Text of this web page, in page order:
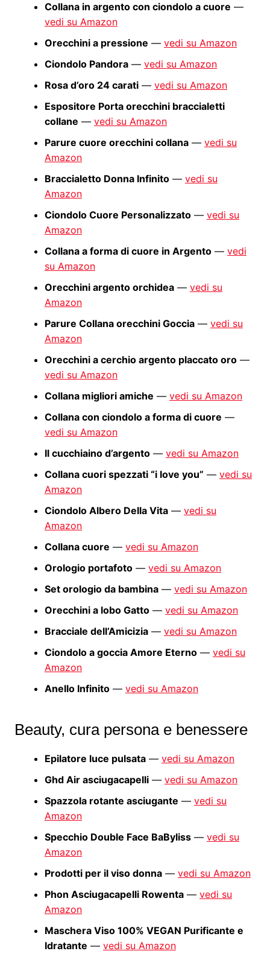
Collana in argento con ciondolo a cuore —
vedi su Amazon
Orecchini a pressione — vedi su Amazon
Ciondolo Pandora— vedi su Amazon
Rosa d’oro 24 carati— vedi su Amazon
Espositore Porta orecchini braccialetti
collane — vedi su Amazon
Parure cuore orecchini collana— vedi su
Amazon
Braccialetto Donna Infinito— vedi su
Amazon
Ciondolo Cuore Personalizzato— vedi su
Amazon
Collana a forma di cuore in Argento— vedi
su Amazon
Orecchini argento orchidea— vedi su
Amazon
Parure Collana orecchini Goccia— vedi su
Amazon
Orecchini a cerchio argento placcato oro—
vedi su Amazon
Collana migliori amiche — vedi su Amazon
Collana con ciondolo a forma di cuore —
vedi su Amazon
Il cucchiaino d’argento— vedi su Amazon
Collana cuori spezzati “i love you” — vedi su
Amazon
Ciondolo Albero Della Vita— vedi su
Amazon
Collana cuore — vedi su Amazon
Orologio portafoto— vedi su Amazon
Set orologio da bambina— vedi su Amazon
Orecchini a lobo Gatto— vedi su Amazon
Bracciale dell’Amicizia— vedi su Amazon
Ciondolo a goccia Amore Eterno— vedi su
Amazon
Anello Infinito— vedi su Amazon
Beauty, cura persona e benessere
Epilatore luce pulsata— vedi su Amazon
Ghd Air asciugacapelli— vedi su Amazon
Spazzola rotante asciugante — vedi su
Amazon
Specchio Double Face BaByliss— vedi su
Amazon
Prodotti per il viso donna— vedi su Amazon
Phon Asciugacapelli Rowenta— vedi su
Amazon
Maschera Viso 100% VEGAN Purificante e
Idratante — vedi su Amazon